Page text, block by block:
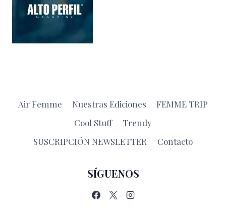
Air Femme Nuestras Ediciones
FEMME TRIP
Cool Stuff
Trendy
SUSCRIPCIÓN NEWSLETTER
Contacto
SÍGUENOS